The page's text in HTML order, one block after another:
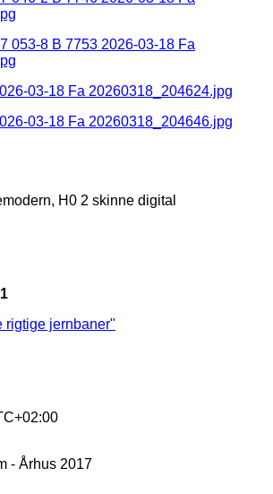
H0 2 skinne digital
1
rigtige jernbaner"
- Århus 2017